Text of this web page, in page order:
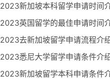
2023新加坡本科留学申请时间
2023英国留学的最佳申请时间
2023去新加坡留学申请流程介
2023悉尼大学留学申请条件介
2023新加坡留学本科申请条件